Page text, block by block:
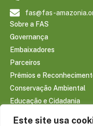
Este site usa
fas@fas-
Sobre a FAS
Governança
Embaixadores
Parceiros
Prêmios e
Conservação Ambiental
Educação e Cidadania